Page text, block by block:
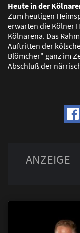
Heute in der
Zum heutigen
erwarten die Kölner
Kölnarena. Das
Auftritten der
Blömcher" ganz im
Abschlußder